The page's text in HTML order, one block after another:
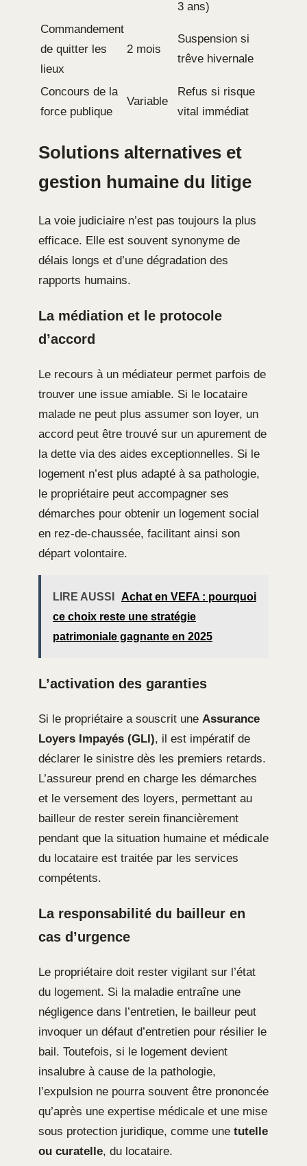
3 ans)
Commandement
de quitter les
lieux
2 mois
Suspension si
trêve hivernale
Concours de la
force publique
Variable
Refus si risque
vital immédiat
Solutions alternatives et
gestion humaine du litige
La voie judiciaire n’est pas toujours la plus
efficace. Elle est souvent synonyme de
délais longs et d’une dégradation des
rapports humains.
La médiation et le protocole
d’accord
Le recours à un médiateur permet parfois de
trouver une issue amiable. Si le locataire
malade ne peut plus assumer son loyer, un
accord peut être trouvé sur un apurement de
la dette via des aides exceptionnelles. Si le
logement n’est plus adapté à sa pathologie,
le propriétaire peut accompagner ses
démarches pour obtenir un logement social
en rez-de-chaussée, facilitant ainsi son
départ volontaire.
LIRE AUSSI
Achat en VEFA : pourquoi
ce choix reste une stratégie
patrimoniale gagnante en 2025
L’activation des garanties
Si le propriétaire a souscrit une Assurance
Loyers Impayés (GLI), il est impératif de
déclarer le sinistre dès les premiers retards.
L’assureur prend en charge les démarches
et le versement des loyers, permettant au
bailleur de rester serein financièrement
pendant que la situation humaine et médicale
du locataire est traitée par les services
compétents.
La responsabilité du bailleur en
cas d’urgence
Le propriétaire doit rester vigilant sur l’état
du logement. Si la maladie entraîne une
négligence dans l’entretien, le bailleur peut
invoquer un défaut d’entretien pour résilier le
bail. Toutefois, si le logement devient
insalubre à cause de la pathologie,
l’expulsion ne pourra souvent être prononcée
qu’après une expertise médicale et une mise
sous protection juridique, comme une tutelle
ou curatelle, du locataire.